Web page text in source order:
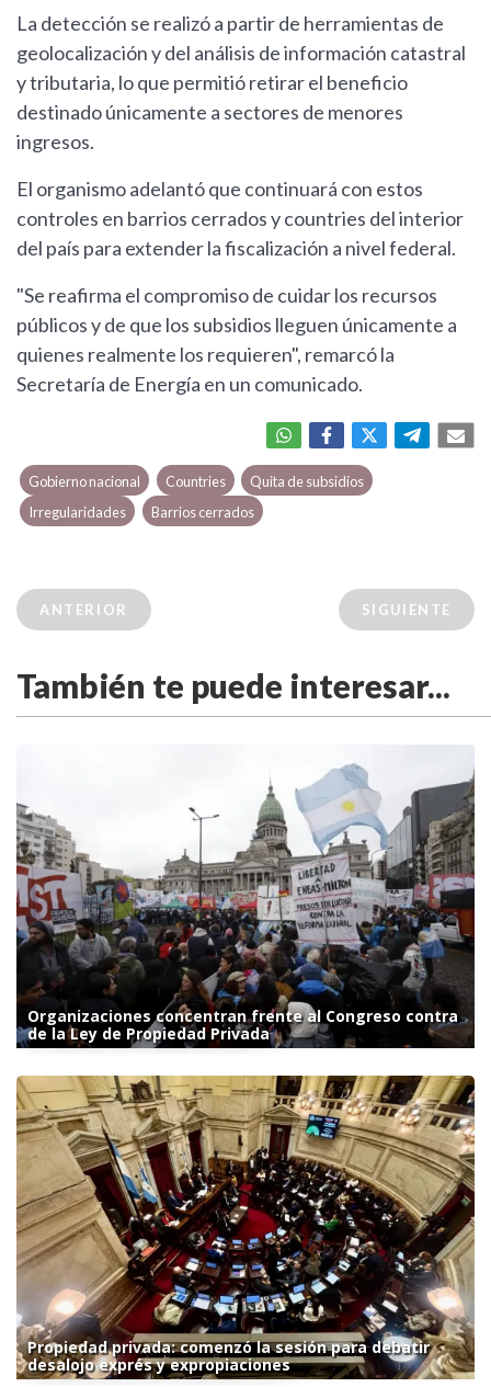
La detección se realizó a partir de herramientas de
geolocalización y del análisis de información catastral
y tributaria, lo que permitió retirar el beneficio
destinado únicamente a sectores de menores
ingresos.
El organismo adelantó que continuará con estos
controles en barrios cerrados y countries del interior
del país para extender la fiscalización a nivel federal.
"Se reafirma el compromiso de cuidar los recursos
públicos y de que los subsidios lleguen únicamente a
quienes realmente los requieren", remarcó la
Secretaría de Energía en un comunicado.
Gobierno nacional Countries
Quita de subsidios
Irregularidades
Barrios cerrados
ANTERIOR SIGUIENTE
También te puede interesar...
Organizaciones concentran frente al Congreso contra
de la Ley de Propiedad Privada
Propiedad privada: comenzó la sesión para debatir
desalojo exprés y expropiaciones